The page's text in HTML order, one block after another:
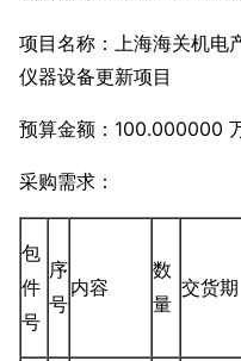
项目名称：上海海关机电
仪器设备更新项目
预算金额：100.000000
采购需求：
包
件
号
序
号
内容
数
量
交货期